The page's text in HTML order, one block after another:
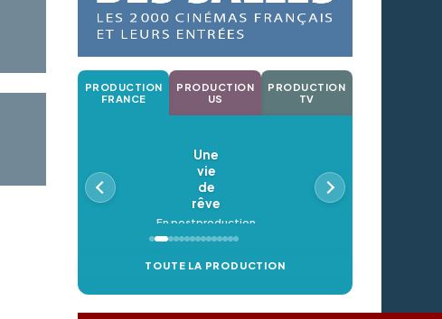
PRODUCTION
FRANCE
PRODUCTION
US
PRODUCTION
TV
Une
vie
de
rêve
En postproduction
TOUTE LA PRODUCTION